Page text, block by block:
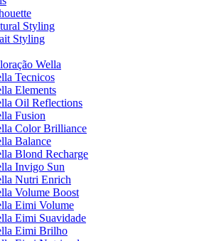
Styling
Styling
Wella
Tecnicos
Elements
Oil Reflections
Fusion
Color Brilliance
Balance
Blond Recharge
Invigo Sun
Nutri Enrich
Volume Boost
Eimi Volume
Eimi Suavidade
Eimi Brilho